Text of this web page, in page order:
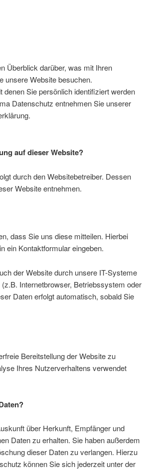
Überblick darüber, was mit Ihren
unsere Website besuchen.
Sie persönlich identifiziert werden
Datenschutz entnehmen Sie unserer
auf dieser Website?
durch den Websitebetreiber. Dessen
Website entnehmen.
dass Sie uns diese mitteilen. Hierbei
ein Kontaktformular eingeben.
der Website durch unsere IT-Systeme
Internetbrowser, Betriebssystem oder
Daten erfolgt automatisch, sobald Sie
Bereitstellung der Website zu
Ihres Nutzerverhaltens verwendet
über Herkunft, Empfänger und
Daten zu erhalten. Sie haben außerdem
dieser Daten zu verlangen. Hierzu
können Sie sich jederzeit unter der